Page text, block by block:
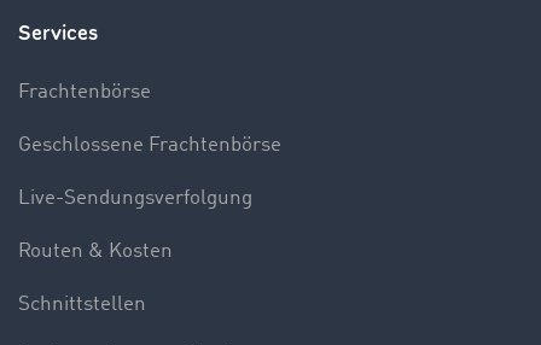
Services
Frachtenbörse
Geschlossene Frachtenbörse
Live-Sendungsverfolgung
Routen & Kosten
Schnittstellen